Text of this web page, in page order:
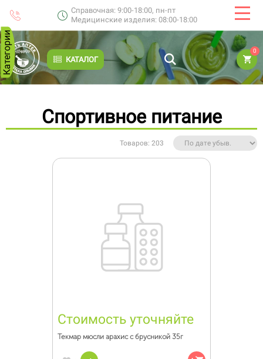
Справочная: 9:00-18:00, пн-пт
Медицинские изделия: 08:00-18:00
КАТАЛОГ
0
Категории
Спортивное питание
Товаров: 203
Стоимость уточняйте
Текмар мюсли арахис с брусникой 35г